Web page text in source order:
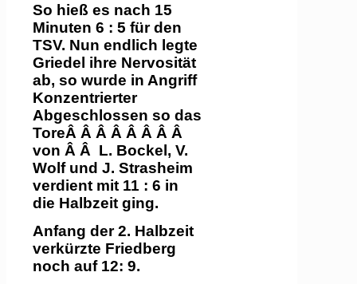
So hieß es nach 15
Minuten 6 : 5 für den
TSV. Nun endlich legte
Griedel ihre Nervosität
ab, so wurde in Angriff
Konzentrierter
Abgeschlossen so das
ToreÂ Â Â Â Â Â Â Â
von Â Â L. Bockel, V.
Wolf und J. Strasheim
verdient mit 11 : 6 in
die Halbzeit ging.
Anfang der 2. Halbzeit
verkürzte Friedberg
noch auf 12: 9.